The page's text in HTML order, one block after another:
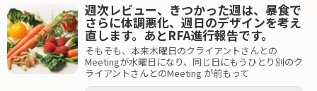
週次レビュー、きつかった週は、暴食で
さらに体調悪化、週日のデザインを考え
直します。あとRFA進行報告です。
そもそも、本来木曜日のクライアントさんとの
Meetingが水曜日になり、同じ日にもうひとり別のク
ライアントさんとのMeeting が前もって